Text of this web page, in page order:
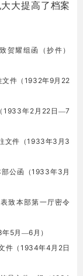
大提高了档案
贺耀组函（抄件）
件（ 1932年9月 22
1933年2 月 22 日—7
文件（1933年3 月 3
部公函（1933年3 月
致本部第一厅密令
年5月—6 月）
件（1934年4 月 2日